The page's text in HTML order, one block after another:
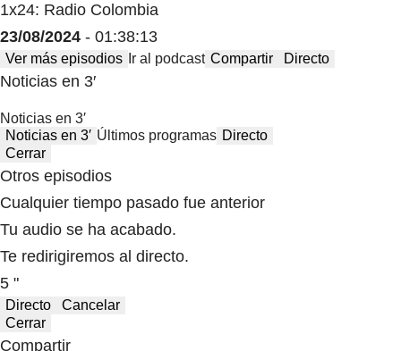
1x24: Radio Colombia
23/08/2024 - 01:38:13
Ver más episodios Ir al podcast Compartir Directo
Noticias en 3′
Noticias en 3′
Noticias en 3′ Últimos programas Directo
Cerrar
Otros episodios
Cualquier tiempo pasado fue anterior
Tu audio se ha acabado.
Te redirigiremos al directo.
5 "
Directo
Cancelar
Cerrar
Compartir